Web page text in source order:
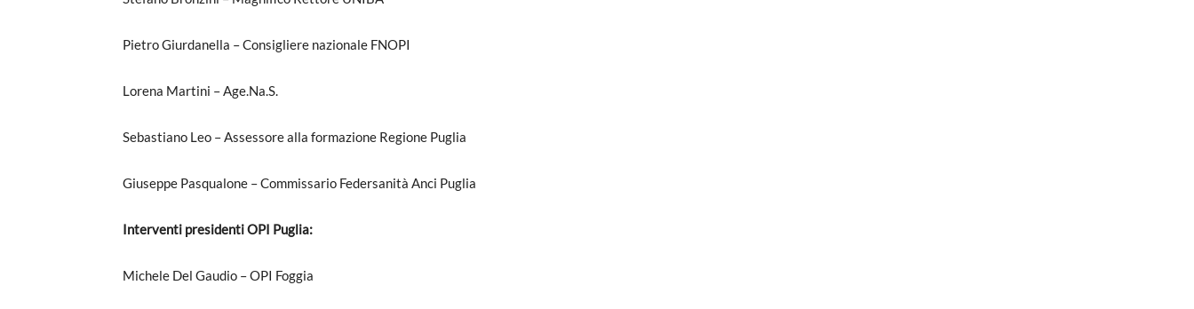
Pietro Giurdanella – Consigliere nazionale FNOPI
Lorena Martini – Age.Na.S.
Sebastiano Leo – Assessore alla formazione Regione Puglia
Giuseppe Pasqualone – Commissario Federsanità Anci Puglia
Interventi presidenti OPI Puglia:
Michele Del Gaudio – OPI Foggia